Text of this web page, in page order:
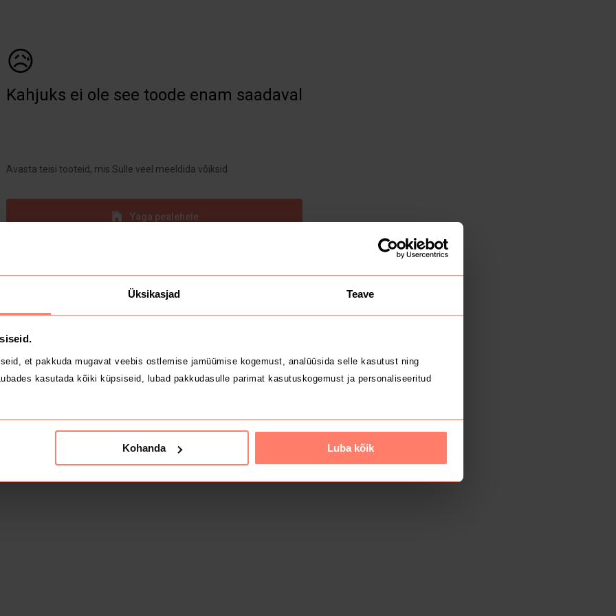
Üksikasjad Teave
et pakkuda mugavat veebis ostlemise jamüümise kogemust, analüüsida selle kasutust ning
kasutada kõiki küpsiseid, lubad pakkudasulle parimat kasutuskogemust ja personaliseeritud
Kohanda Luba kõik
😥
Kahjuks ei ole see toode enam saadaval
Avasta teisi tooteid, mis Sulle veel meeldida võiksid
Yaga pealehele